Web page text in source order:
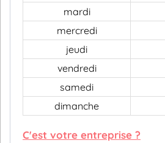
mardi
mercredi
jeudi
vendredi
samedi
dimanche
C'est votre entreprise ?